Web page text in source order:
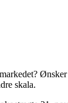
skala.